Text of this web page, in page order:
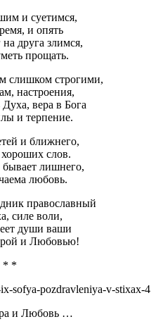
и суетимся,
и опять
друга злимся,
прощать.
слишком строгими,
настроения,
вера в Бога
и терпение.
и ближнего,
слов.
бывает лишнего,
любовь.
православный
силе воли,
души ваши
и Любовью!
* *
и Любовь …